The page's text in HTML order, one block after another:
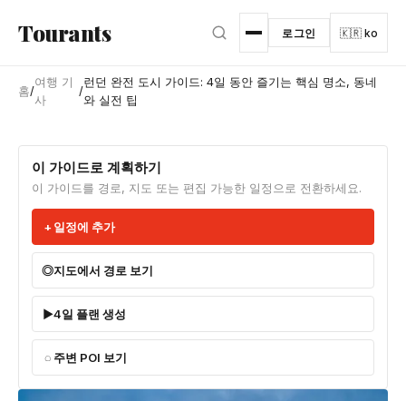
Tourants 로그인 🇰🇷 ko
홈/
여행 기
사
/
런던 완전 도시 가이드: 4일 동안 즐기는 핵심 명소, 동네
와 실전 팁
이 가이드로 계획하기
이 가이드를 경로, 지도 또는 편집 가능한 일정으로 전환하세요.
일정에 추가
지도에서 경로 보기
4일 플랜 생성
주변 POI 보기